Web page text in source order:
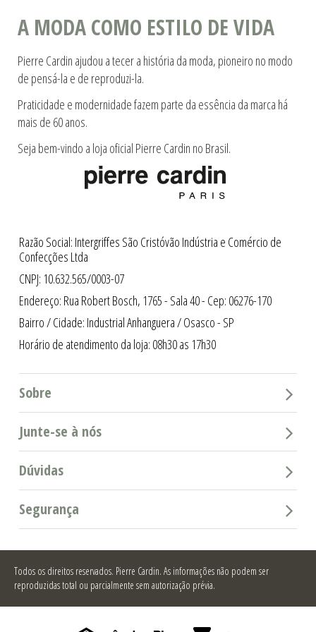
A MODA COMO ESTILO DE VIDA
Pierre Cardin ajudou a tecer a história da moda, pioneiro no modo
de pensá-la e de reproduzi-la.
Praticidade e modernidade fazem parte da essência da marca há
mais de 60 anos.
Seja bem-vindo a loja oficial Pierre Cardin no Brasil.
Razão Social: Intergriffes São Cristóvão Indústria e Comércio de
Confecções Ltda
CNPJ: 10.632.565/0003-07
Endereço: Rua Robert Bosch, 1765 - Sala 40 - Cep: 06276-170
Bairro / Cidade: Industrial Anhanguera / Osasco - SP
Horário de atendimento da loja: 08h30 as 17h30
Sobre
Junte-se à nós
Dúvidas
Segurança
Todos os direitos reservados. Pierre Cardin. As informações não podem ser
reproduzidas total ou parcialmente sem autorização prévia.